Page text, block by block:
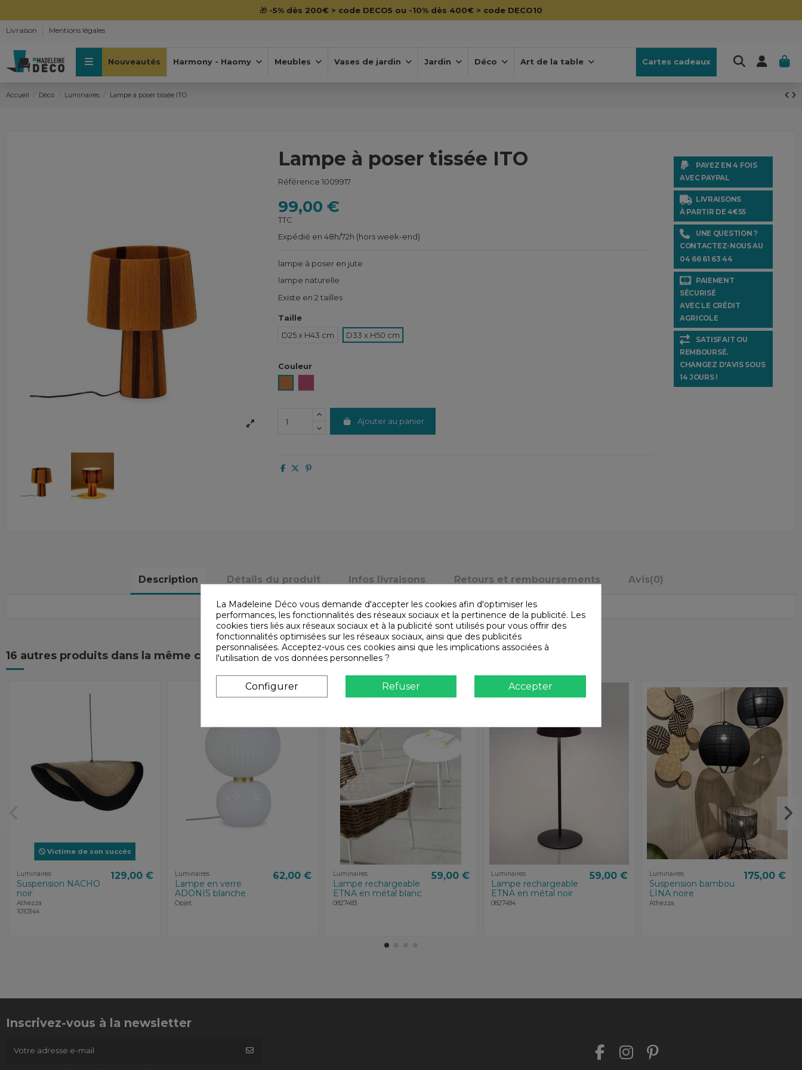
🎁 -5% dès 200€ > code DECO5 ou -10% dès 400€ > code DECO10
Livraison Mentions légales
Nouveautés Harmony - Haomy Meubles Vases de jardin Jardin Déco Art de la table Cartes cadeaux
Accueil Déco Luminaires Lampe à poser tissée ITO
Lampe à poser tissée ITO
Référence 1009917
99,00 €
TTC
Expédié en 48h/72h (hors week-end)
lampe à poser en jute
lampe naturelle
Existe en 2 tailles
Taille
D25 x H43 cm
D33 x H50 cm
Couleur
Ajouter au panier
PAYEZ EN 4 FOIS
AVEC PAYPAL
LIVRAISONS
À PARTIR DE 4€55
UNE QUESTION ?
CONTACTEZ-NOUS AU
04 66 61 63 44
PAIEMENT
SÉCURISÉ
AVEC LE CRÉDIT
AGRICOLE
SATISFAIT OU
REMBOURSÉ.
CHANGEZ D'AVIS SOUS
14 JOURS !
Description Détails du produit Infos livraisons Retours et remboursements Avis(0)
16 autres produits dans la même catégorie :
Victime de son succès
Luminaires
Suspension NACHO
noir
Athezza
1010344
129,00 € Luminaires
Lampe en verre
ADONIS blanche
Opjet
62,00 € Luminaires
Lampe rechargeable
ETNA en métal blanc
0827483
59,00 € Luminaires
Lampe rechargeable
ETNA en métal noir
0827484
59,00 € Luminaires
Suspension bambou
LINA noire
Athezza
175,00 €
Inscrivez-vous à la newsletter
La Madeleine Déco vous demande d'accepter les cookies afin d'optimiser les
performances, les fonctionnalités des réseaux sociaux et la pertinence de la publicité. Les
cookies tiers liés aux réseaux sociaux et à la publicité sont utilisés pour vous offrir des
fonctionnalités optimisées sur les réseaux sociaux, ainsi que des publicités
personnalisées. Acceptez-vous ces cookies ainsi que les implications associées à
l'utilisation de vos données personnelles ?
Configurer Refuser Accepter